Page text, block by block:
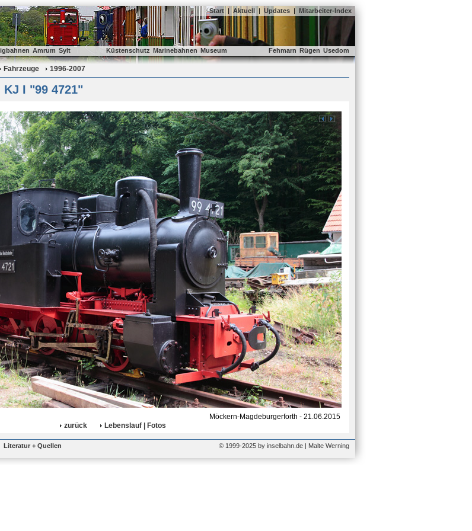
Start | Aktuell | Updates | Mitarbeiter-Index
Amrum Sylt Küstenschutz Marinebahnen Museum Fehmarn Rügen Usedom
Fahrzeuge 1996-2007
KJ I "99 4721"
Möckern-Magdeburgerforth - 21.06.2015
zurück
Lebenslauf | Fotos
Literatur + Quellen © 1999-2025 by inselbahn.de | Malte Werning